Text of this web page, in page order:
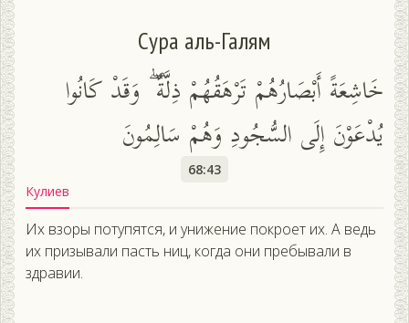
Сура аль-Галям
خَاشِعَةً أَبْصَارُهُمْ تَرْهَقُهُمْ ذِلَّةٌ ۖ وَقَدْ كَانُوا
يُدْعَوْنَ إِلَى السُّجُودِ وَهُمْ سَالِمُونَ
68:43
Кулиев
Их взоры потупятся, и унижение покроет их. А ведь
их призывали пасть ниц, когда они пребывали в
здравии.